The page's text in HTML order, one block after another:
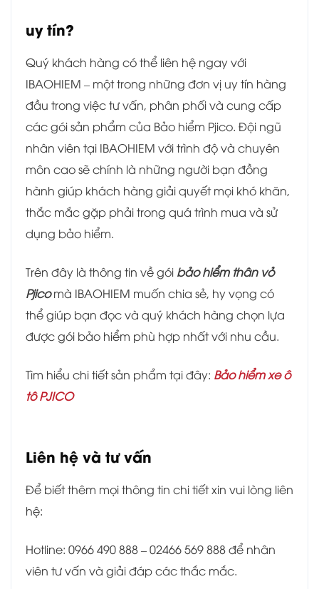
uy tín?
Quý khách hàng có thể liên hệ ngay với
IBAOHIEM – một trong những đơn vị uy tín hàng
đầu trong việc tư vấn, phân phối và cung cấp
các gói sản phẩm của Bảo hiểm Pjico. Đội ngũ
nhân viên tại IBAOHIEM với trình độ và chuyên
môn cao sẽ chính là những người bạn đồng
hành giúp khách hàng giải quyết mọi khó khăn,
thắc mắc gặp phải trong quá trình mua và sử
dụng bảo hiểm.
Trên đây là thông tin về gói bảo hiểm thân vỏ
Pjicomà IBAOHIEM muốn chia sẻ, hy vọng có
thể giúp bạn đọc và quý khách hàng chọn lựa
được gói bảo hiểm phù hợp nhất với nhu cầu.
Tìm hiểu chi tiết sản phẩm tại đây: Bảo hiểm xe ô
tô PJICO
Liên hệ và tư vấn
Để biết thêm mọi thông tin chi tiết xin vui lòng liên
hệ:
Hotline: 0966 490 888 – 02466 569 888 để nhân
viên tư vấn và giải đáp các thắc mắc.